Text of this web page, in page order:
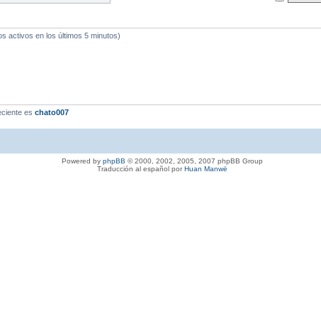
activos en los últimos 5 minutos)
es chato007
Powered by phpBB © 2000, 2002, 2005, 2007 phpBB Group
Traducción al español porHuan Manwë